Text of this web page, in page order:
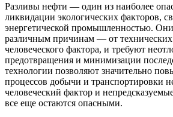
Разливы нефти — один из наиболее
ликвидации экологических факторов,
энергетической промышленностью.
различным причинам — от технических
человеческого фактора, и требуют
предотвращения и минимизации
технологии позволяют значительно
процессов добычи и транспортировки
человеческий фактор и
все еще остаются опасными.